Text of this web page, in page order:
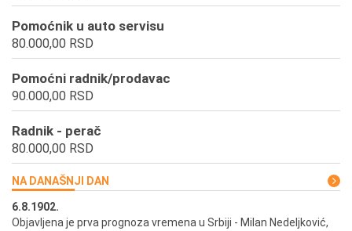
Pomoćnik u auto servisu
80.000,00 RSD
Pomoćni radnik/prodavac
90.000,00 RSD
Radnik - perač
80.000,00 RSD
NA DANAŠNJI DAN
6.8.1902.
Objavljena je prva prognoza vremena u Srbiji - Milan Nedeljković,